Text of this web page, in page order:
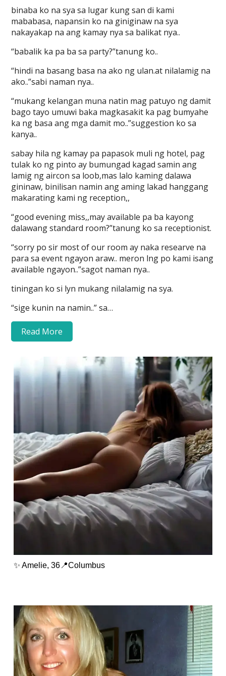
binaba ko na sya sa lugar kung san di kami
mababasa, napansin ko na giniginaw na sya
nakayakap na ang kamay nya sa balikat nya..
“babalik ka pa ba sa party?”tanung ko..
“hindi na basang basa na ako ng ulan.at nilalamig na
ako..”sabi naman nya..
“mukang kelangan muna natin mag patuyo ng damit
bago tayo umuwi baka magkasakit ka pag bumyahe
ka ng basa ang mga damit mo..”suggestion ko sa
kanya..
sabay hila ng kamay pa papasok muli ng hotel, pag
tulak ko ng pinto ay bumungad kagad samin ang
lamig ng aircon sa loob,mas lalo kaming dalawa
gininaw, binilisan namin ang aming lakad hanggang
makarating kami ng reception,,
“good evening miss,,may available pa ba kayong
dalawang standard room?”tanung ko sa receptionist.
“sorry po sir most of our room ay naka researve na
para sa event ngayon araw.. meron lng po kami isang
available ngayon..”sagot naman nya..
tiningan ko si lyn mukang nilalamig na sya.
“sige kunin na namin..” sa…
Read More
✨ Amelie, 36📍Columbus